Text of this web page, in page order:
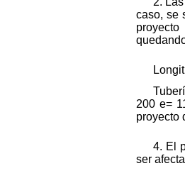
caso, se
200 e=
proyecto
4. El
ser